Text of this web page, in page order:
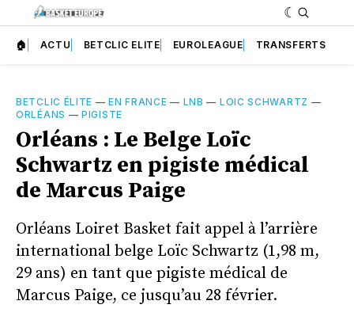
🏠 ACTU BETCLIC ELITE EUROLEAGUE TRANSFERTS
BETCLIC ÉLITE —EN FRANCE — LNB — LOIC SCHWARTZ —
ORLÉANS —PIGISTE
Orléans : Le Belge Loïc
Schwartz en pigiste médical
de Marcus Paige
Orléans Loiret Basket fait appel à l’arrière
international belge Loïc Schwartz (1,98 m,
29 ans) en tant que pigiste médical de
Marcus Paige, ce jusqu’au 28 février.